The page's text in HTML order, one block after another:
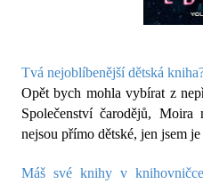
Tvá nejoblíbenější dětská
Opět bych mohla vybírat z
Společenství čarodějů,
nejsou přímo dětské, jen jsem
Máš své knihy v